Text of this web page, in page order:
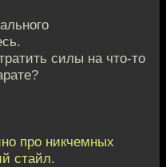
силы на что-то
про никчемных
стайл.